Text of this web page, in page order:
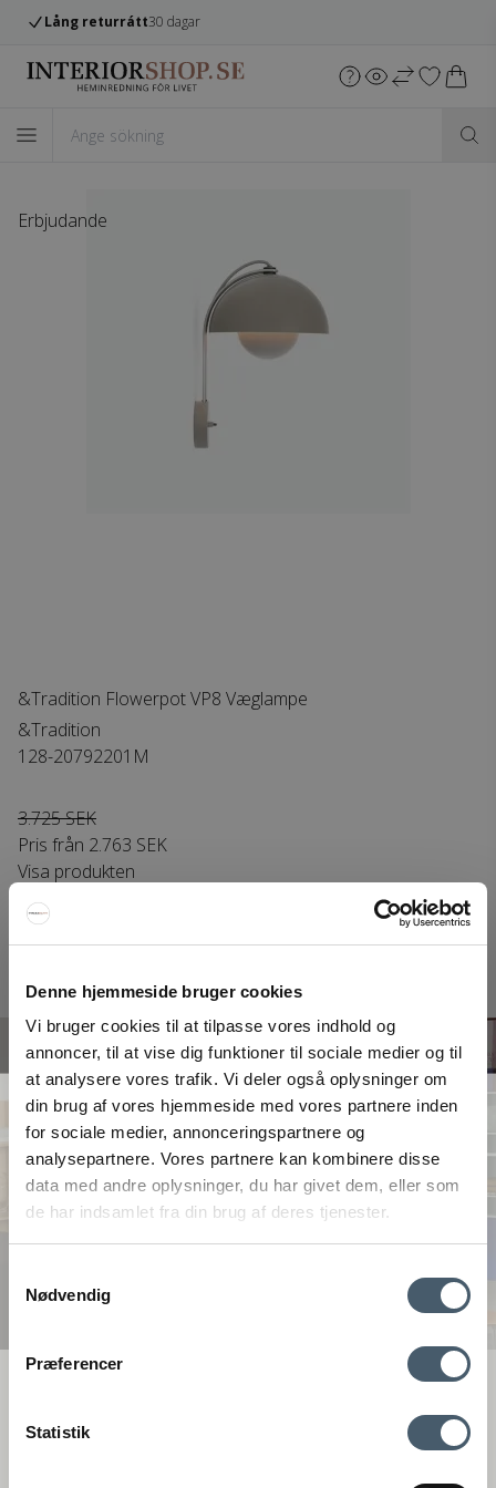
Denne hjemmeside bruger cookies
Vi bruger cookies til at tilpasse vores indhold og
annoncer, til at vise dig funktioner til sociale medier og til
at analysere vores trafik. Vi deler også oplysninger om
din brug af vores hjemmeside med vores partnere inden
for sociale medier, annonceringspartnere og
analysepartnere. Vores partnere kan kombinere disse
data med andre oplysninger, du har givet dem, eller som
de har indsamlet fra din brug af deres tjenester.
Nødvendig
Præferencer
Statistik
Lång returrátt30 dagar
Erbjudande
&Tradition Flowerpot VP8 Væglampe
&Tradition
128-20792201M
3.725 SEK
Pris från 2.763 SEK
Visa produkten
#interiorshop
Løsning
FÅ 20 % RABATT
Få 20 % rabatt genom att prenumerera på vårt nyhetsbrev. *Din rabatt
kan inte användas på redan nedsatta varor eller produkter från
Rocket.
Genom att anmäla dig till vårt nyhetsbrev godkänner du att få vårt